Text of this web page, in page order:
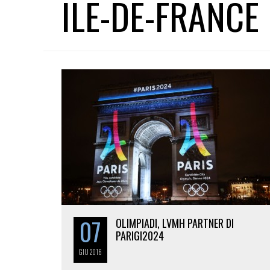
ILE-DE-FRANCE
07
GIU2016
OLIMPIADI, LVMH PARTNER DI
PARIGI2024